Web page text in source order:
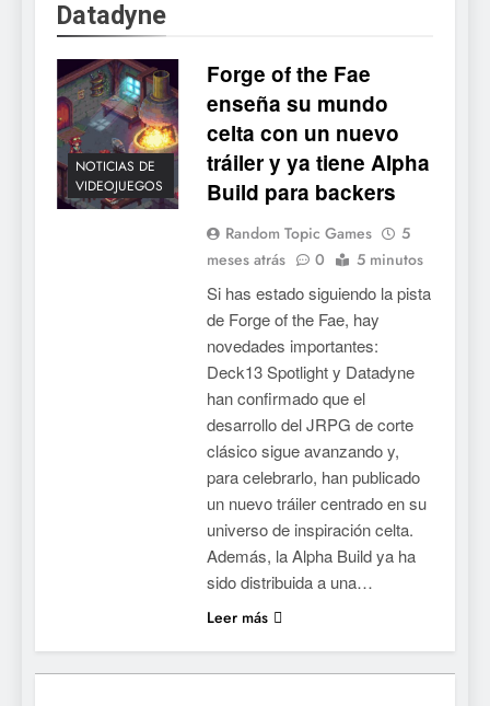
Datadyne
NOTICIAS DE
VIDEOJUEGOS
Forge of the Fae
enseña su mundo
celta con un nuevo
tráiler y ya tiene Alpha
Build para backers
Random Topic Games
5
meses atrás
0 5 minutos
Si has estado siguiendo la pista
de Forge of the Fae, hay
novedades importantes:
Deck13 Spotlight y Datadyne
han confirmado que el
desarrollo del JRPG de corte
clásico sigue avanzando y,
para celebrarlo, han publicado
un nuevo tráiler centrado en su
universo de inspiración celta.
Además, la Alpha Build ya ha
sido distribuida a una…
Leer más
para PC y móviles
NOTICIAS DE VIDEOJUEGOS
6
Onimusha: Way of the Sword
ya tiene fecha: Capcom
reservas
NOTICIAS DE VIDEOJUEGOS
No Rest for the Wicked
confirma su versión 1.0 para
octubre en PS5 y PC
NOTICIAS DE VIDEOJUEGOS
Stuntman: Hollywood
devuelve el espectáculo de
la conducción acrobática a
PS5, Xbox Series X|S y PC
NOTICIAS DE VIDEOJUEGOS
Ragnarok Origin: Classic ya
está disponible, y es el único
RO F2P-friendly de la saga
NOTICIAS DE VIDEOJUEGOS